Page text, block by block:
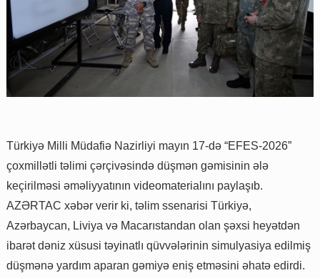
Türkiyə Milli Müdafiə Nazirliyi mayın 17-də “EFES-2026”
çoxmillətli təlimi çərçivəsində düşmən gəmisinin ələ
keçirilməsi əməliyyatının videomaterialını paylaşıb.
AZƏRTAC xəbər verir ki, təlim ssenarisi Türkiyə,
Azərbaycan, Liviya və Macarıstandan olan şəxsi heyətdən
ibarət dəniz xüsusi təyinatlı qüvvələrinin simulyasiya edilmiş
düşmənə yardım aparan gəmiyə eniş etməsini əhatə edirdi.